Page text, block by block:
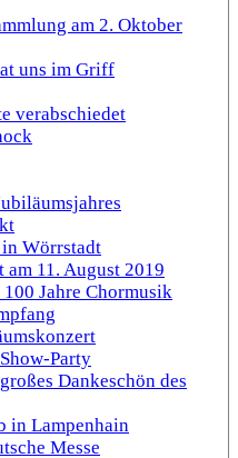
am 2. Oktober
uns im Griff
verabschiedet
Wörrstadt
am 11. August 2019
Jahre Chormusik
Party
Dankeschön des
in Lampenhain
Messe